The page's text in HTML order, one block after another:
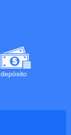
depósito